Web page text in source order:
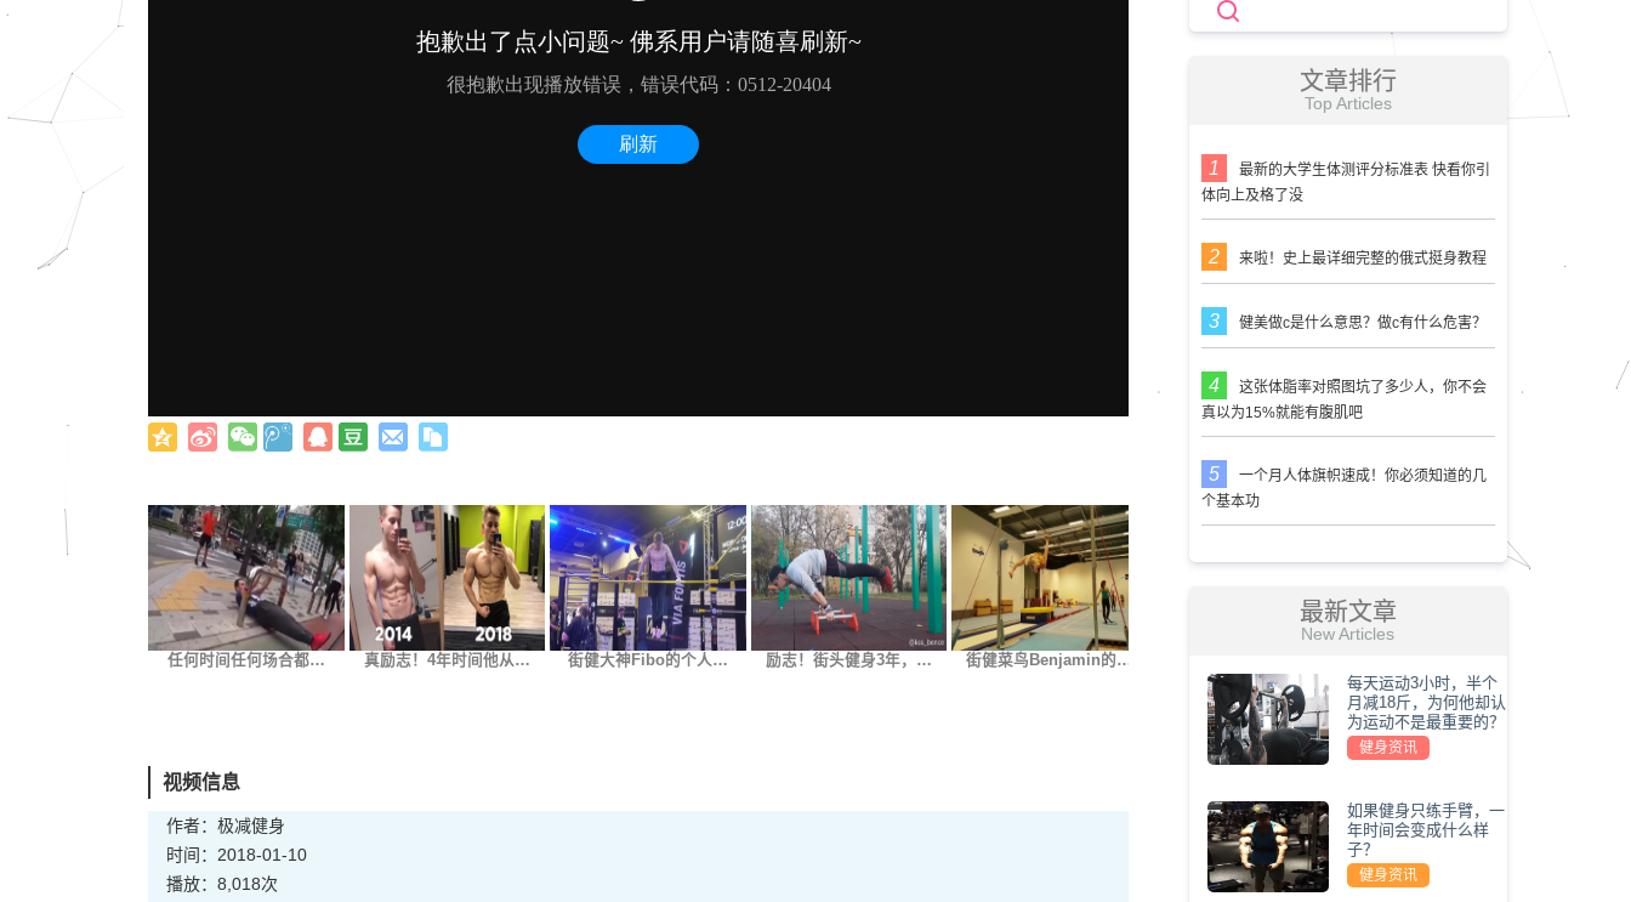
任何时间任何场合都… 真励志！4年时间他从… 街健大神Fibo的个人… 励志！街头健身3年，… 街健菜鸟Benjamin的…
视频信息
作者：极减健身
时间：2018-01-10
播放：8,018次
文章排行
Top Articles
最新的大学生体测评分标准表 快看你引
体向上及格了没
来啦！史上最详细完整的俄式挺身教程
健美做c是什么意思？做c有什么危害？
这张体脂率对照图坑了多少人，你不会
真以为15%就能有腹肌吧
一个月人体旗帜速成！你必须知道的几
个基本功
最新文章
New Articles
每天运动3小时，半个
月减18斤，为何他却认
为运动不是最重要的？
健身资讯
如果健身只练手臂，一
年时间会变成什么样
子？
健身资讯